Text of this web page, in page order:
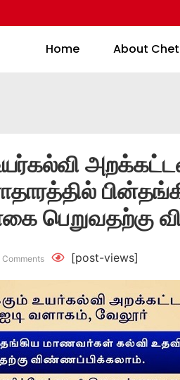
Home About
பெறுவதற்கு
Comments [post-views]